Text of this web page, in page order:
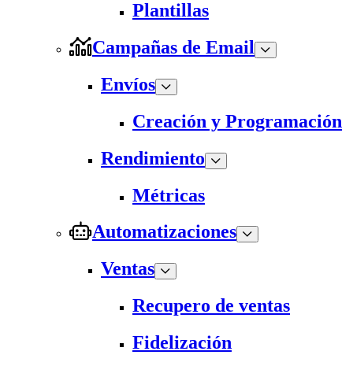
Plantillas
Campañas de Email
Envíos
Creación y Programación
Rendimiento
Métricas
Automatizaciones
Ventas
Recupero de ventas
Fidelización